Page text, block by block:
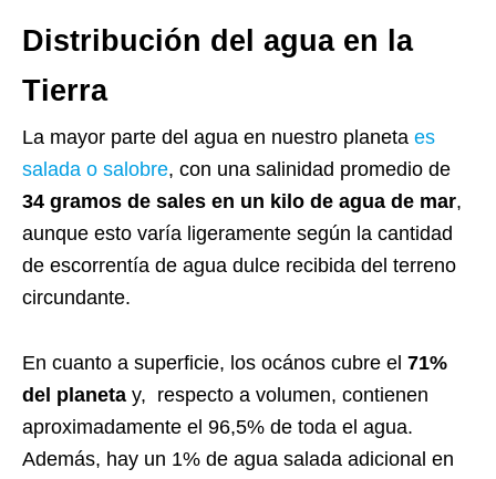
Distribución del agua en la
Tierra
La mayor parte del agua en nuestro planeta es
salada o salobre, con una salinidad promedio de
34 gramos de sales en un kilo de agua de mar,
aunque esto varía ligeramente según la cantidad
de escorrentía de agua dulce recibida del terreno
circundante.
En cuanto a superficie, los ocános cubre el 71%
del planeta y, respecto a volumen, contienen
aproximadamente el 96,5% de toda el agua.
Además, hay un 1% de agua salada adicional en